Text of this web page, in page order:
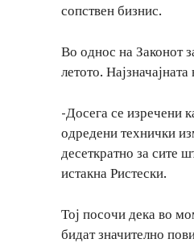
сопствен бизнис.
Во однос на Законот
летото.
-Досега се изречени
одредени технички
десеткратно за сите
истакна Ристески.
Тој посочи дека во
бидат значително